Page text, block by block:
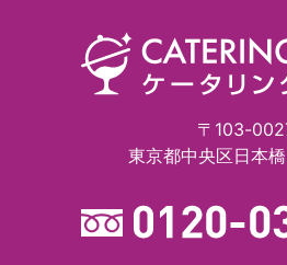
〒103-
東京都中央区日本